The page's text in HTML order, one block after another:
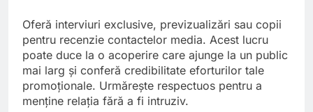
Oferă interviuri exclusive, previzualizări sau copii
pentru recenzie contactelor media. Acest lucru
poate duce la o acoperire care ajunge la un public
mai larg și conferă credibilitate eforturilor tale
promoționale. Urmărește respectuos pentru a
menține relația fără a fi intruziv.